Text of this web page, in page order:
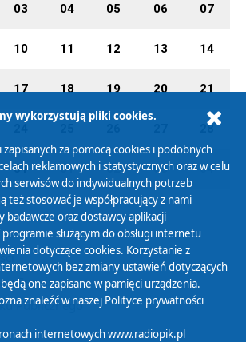
03 04 05 06 07
10 11 12 13 14
17 18 19 20 21
28
31 01 02 03 04
z Serwisu
Publicznego
wykorzystują pliki cookies.
za pomocą cookies i podobnych
reklamowych i statystycznych oraz w celu
serwisów do indywidualnych potrzeb
też stosować je współpracujący z nami
badawcze oraz dostawcy aplikacji
służącym do obsługi internetu
dotyczące cookies. Korzystanie z
bez zmiany ustawień dotyczących
one zapisane w pamięci urządzenia.
znaleźć w naszej Polityce prywatności
internetowych www.radiopik.pl